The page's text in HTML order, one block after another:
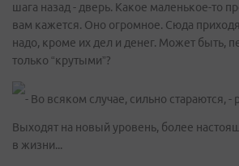
шага назад - дверь. Какое маленькое-то
вам кажется. Оно огромное. Сюда
надо, кроме их дел и денег. Может быть,
только “крутыми”?
- Во всяком случае, сильно стараются,
Выходят на новый уровень, более
в жизни...